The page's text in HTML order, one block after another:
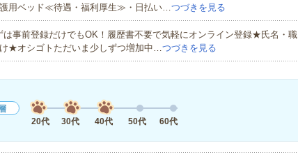
護用ベッド≪待遇・福利厚生≫・日払い…つづきを見る
事前登録だけでもOK！履歴書不要で気軽にオンライン登録★氏名・職
★オシゴトただいま少しずつ増加中…つづきを見る
20代
30代 40代 50代 60代